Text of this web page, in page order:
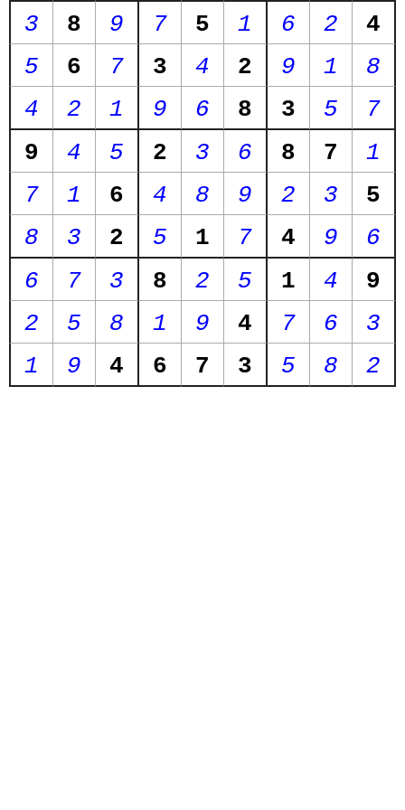
3 8 9 7 5 1 6 2
4
5
6 7 3 4 2 9 1
8
4
2 1 9 6 8 3 5
7
9
4 5 2 3 6 8 7
1
7
1 6 4 8 9 2 3
5
8
3 2 5 1 7 4 9
6
6
7 3 8 2 5 1 4
9
2
5 8 1 9 4 7 6
3
1
9 4 6 7 3 5 8 2